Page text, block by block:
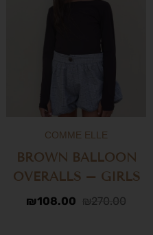
COMME ELLE
BROWN BALLOON
OVERALLS – GIRLS
₪270.00
₪108.00